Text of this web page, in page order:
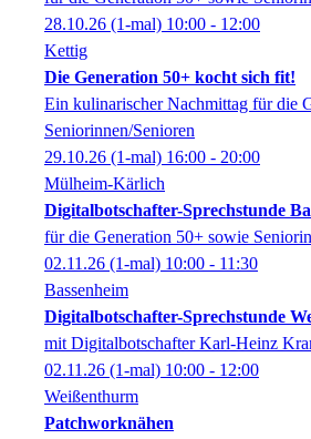
28.10.26 (1-mal) 10:00 - 12:00
Kettig
Die Generation 50+ kocht sich fit!
Ein kulinarischer Nachmittag für die
Seniorinnen/Senioren
29.10.26 (1-mal) 16:00 - 20:00
Mülheim-Kärlich
Digitalbotschafter-Sprechstunde
für die Generation 50+ sowie
02.11.26 (1-mal) 10:00 - 11:30
Bassenheim
Digitalbotschafter-Sprechstunde
mit Digitalbotschafter Karl-Heinz
02.11.26 (1-mal) 10:00 - 12:00
Weißenthurm
Patchworknähen